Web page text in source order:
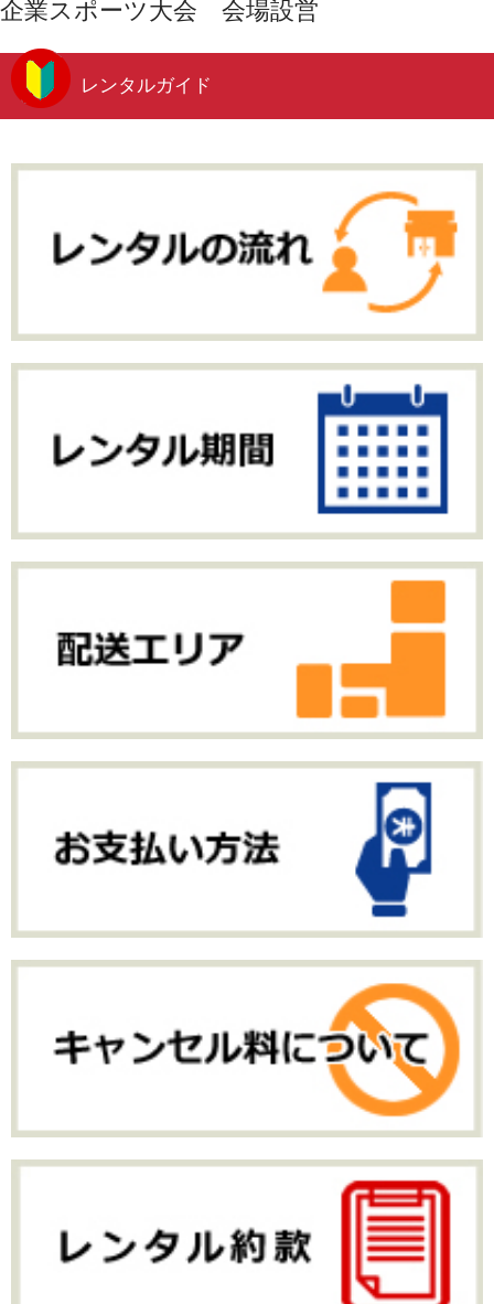
企業スポーツ大会 会場設営
レンタルガイド